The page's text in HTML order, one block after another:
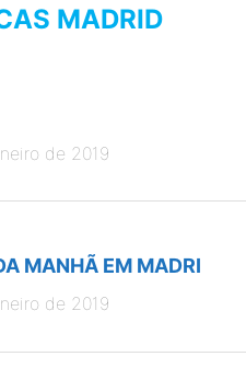
MADRID
de 2019
MANHÃ EM MADRI
de 2019